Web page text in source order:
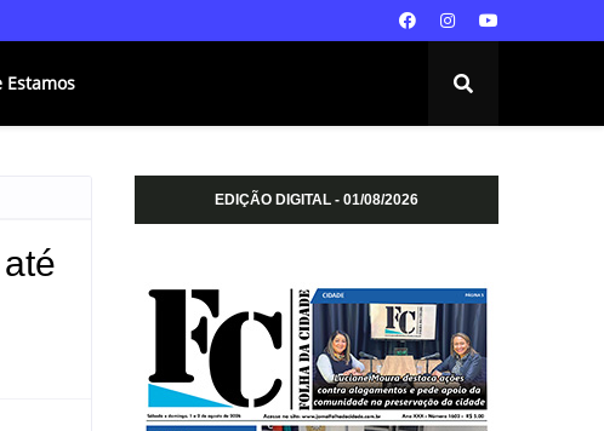
Estamos
EDIÇÃO DIGITAL - 01/08/2026